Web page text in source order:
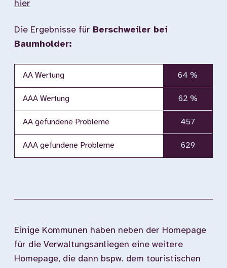
hier
Die Ergebnisse für Berschweiler bei
Baumholder:
AA Wertung 64 %
AAA Wertung 62 %
AA gefundene Probleme 457
AAA gefundene Probleme 629
Einige Kommunen haben neben der Homepage
für die Verwaltungsanliegen eine weitere
Homepage, die dann bspw. dem touristischen